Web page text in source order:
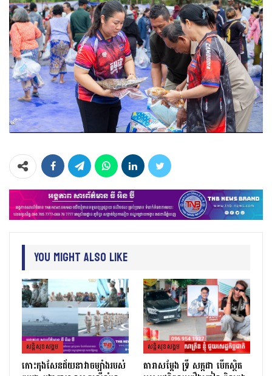
You Might Also Like
សន្តិសុខសង្គម
កោះកុងសែនជ័យនាវាចម្បាំងរបស់
សន្តិសុខសង្គម
តារាសម្ដែង ទ្រី សក្កដា បើកស្ថិត